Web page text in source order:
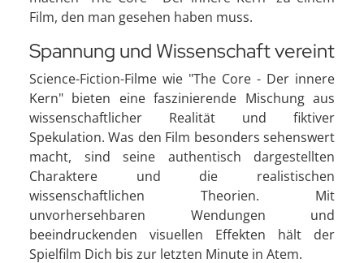
Film, den man gesehen haben muss.
Spannung und Wissenschaft vereint
Science-Fiction-Filme wie "The Core - Der innere
Kern" bieten eine faszinierende Mischung aus
wissenschaftlicher Realität und fiktiver
Spekulation. Was den Film besonders sehenswert
macht, sind seine authentisch dargestellten
Charaktere und die realistischen
wissenschaftlichen Theorien. Mit
unvorhersehbaren Wendungen und
beeindruckenden visuellen Effekten hält der
Spielfilm Dich bis zur letzten Minute in Atem.